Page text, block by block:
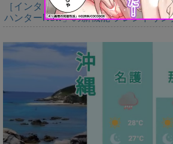
［インタビュー］距離を超えて，一緒
ハンターNow」の新機能 フレンドリン